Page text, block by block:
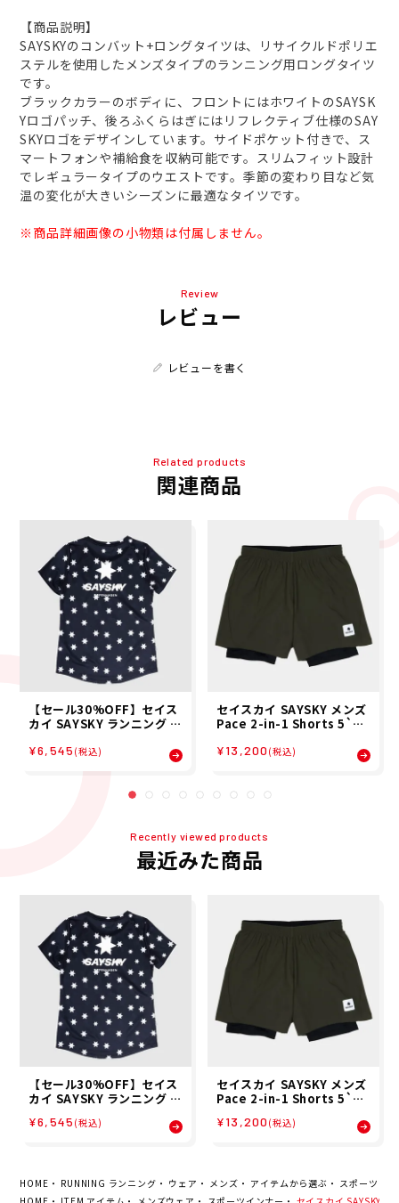
【商品説明】
SAYSKYのコンバット+ロングタイツは、リサイクルドポリエ
ステルを使用したメンズタイプのランニング用ロングタイツ
です。
ブラックカラーのボディに、フロントにはホワイトのSAYSK
Yロゴパッチ、後ろふくらはぎにはリフレクティブ仕様のSAY
SKYロゴをデザインしています。サイドポケット付きで、ス
マートフォンや補給食を収納可能です。スリムフィット設計
でレギュラータイプのウエストです。季節の変わり目など気
温の変化が大きいシーズンに最適なタイツです。
※商品詳細画像の小物類は付属しません。
Review
レビュー
レビューを書く
Related products
関連商品
【セール30%OFF】セイス
カイ SAYSKY ランニング ウ
COMBAT T-SHIRT NWRS
S31 レディース 女性 25SP
¥6,545 (税込)
セイスカイ SAYSKY メンズ
Pace 2-in-1 Shorts 5`` -
パンツ SM40002C301 26S
¥13,200 (税込)
Recently viewed products
最近みた商品
【セール30%OFF】セイス
カイ SAYSKY ランニング ウ
COMBAT T-SHIRT NWRS
¥6,545 (税込)
セイスカイ SAYSKY メンズ
Pace 2-in-1 Shorts 5`` -
パンツ SM40002C301 26S
¥13,200 (税込)
HOME RUNNING ランニング ウェア メンズ アイテムから選ぶ
スポーツイ